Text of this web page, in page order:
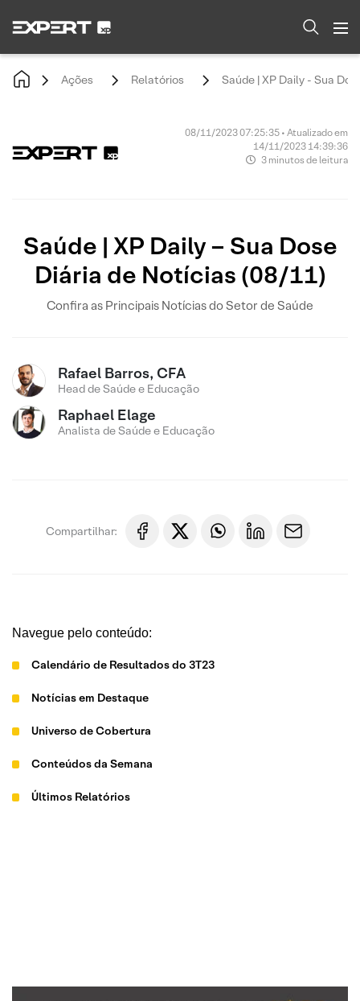
Ações Relatórios Saúde | XP Daily - Sua
08/11/2023 07:25:35 • Atualizado em
14/11/2023 14:39:36
3 minutos de leitura
Saúde | XP Daily – Sua Dose
Diária de Notícias (08/11)
Confira as Principais Notícias do Setor de Saúde
Rafael Barros, CFA
Head de Saúde e Educação
Raphael Elage
Analista de Saúde e Educação
Compartilhar:
Navegue pelo conteúdo:
Calendário de Resultados do 3T23
Notícias em Destaque
Universo de Cobertura
Conteúdos da Semana
Últimos Relatórios